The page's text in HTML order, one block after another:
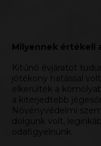
Milyennek értékeli
Kitűnő évjáratot
jótékony hatással
elkerülték a
a kiterjedtebb
Növényvédelmi
dolgunk volt,
odafigyelnünk.